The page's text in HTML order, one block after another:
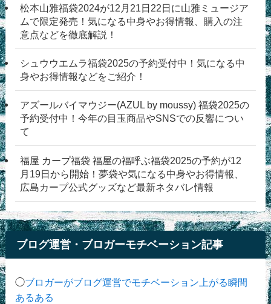
松本山雅福袋2024が12月21日22日に山雅ミュージア
ムで限定発売！気になる中身やお得情報、購入の注
意点などを徹底解説！
シュウウエムラ福袋2025の予約受付中！気になる中
身やお得情報などをご紹介！
アズールバイマウジー(AZUL by moussy) 福袋2025の
予約受付中！今年の目玉商品やSNSでの反響につい
て
福屋 カープ福袋 福屋の福呼ぶ福袋2025の予約が12
月19日から開始！夢袋や気になる中身やお得情報、
広島カープ公式グッズなど最新ネタバレ情報
ブログ運営・ブロガーモチベーション記事
◯ブロガーがブログ運営でモチベーション上がる瞬間
あるある